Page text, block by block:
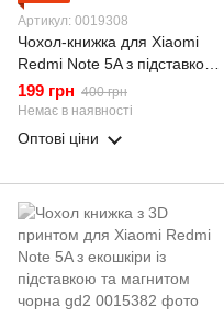
Артикул: 0019308
Чохол-книжка для Xiaomi
Redmi Note 5A з підставкою
на сяомі редмі нот 5а
червона gd1
199 грн 400 грн
Немає в наявності
Оптові ціни